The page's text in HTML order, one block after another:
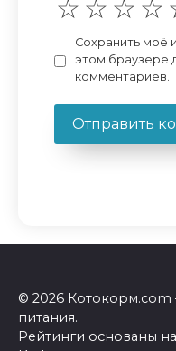
Сохранить моё
этом браузере
комментариев.
© 2026
питания.
Рейтинги основаны